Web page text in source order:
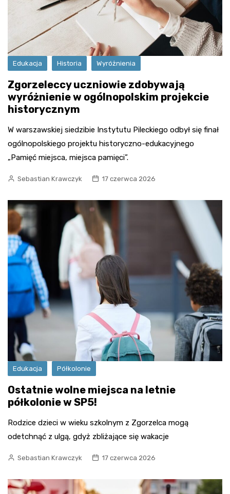
Edukacja Historia Wyróżnienia
Zgorzeleccy uczniowie zdobywają
wyróżnienie w ogólnopolskim projekcie
historycznym
W warszawskiej siedzibie Instytutu Pileckiego odbył się finał
ogólnopolskiego projektu historyczno-edukacyjnego
„Pamięć miejsca, miejsca pamięci”.
Sebastian Krawczyk 17 czerwca 2026
Edukacja Półkolonie
Ostatnie wolne miejsca na letnie
półkolonie w SP5!
Rodzice dzieci w wieku szkolnym z Zgorzelca mogą
odetchnąć z ulgą, gdyż zbliżające się wakacje
Sebastian Krawczyk 17 czerwca 2026